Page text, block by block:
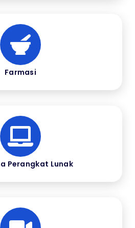
Farmasi
Perangkat Lunak